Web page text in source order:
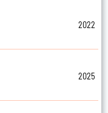
2022
2025